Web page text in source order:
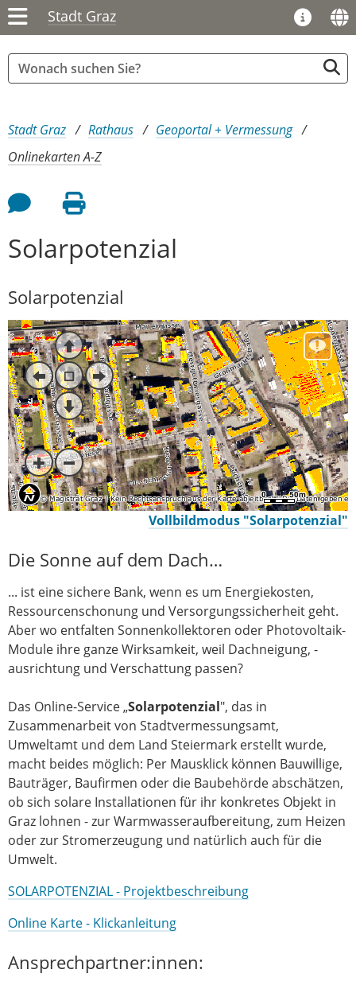
Stadt Graz
Sie sind hier:
Stadt Graz Rathaus
Geoportal + Vermessung
Onlinekarten A-Z
Feedback an Autor
Seite drucken
Solarpotenzial
Solarpotenzial
Vollbildmodus "Solarpotenzial"
Die Sonne auf dem Dach…
... ist eine sichere Bank, wenn es um Energiekosten,
Ressourcenschonung und Versorgungssicherheit geht.
Aber wo entfalten Sonnenkollektoren oder Photovoltaik-
Module ihre ganze Wirksamkeit, weil Dachneigung, -
ausrichtung und Verschattung passen?
Das Online-Service „Solarpotenzial", das in
Zusammenarbeit von Stadtvermessungsamt,
Umweltamt und dem Land Steiermark erstellt wurde,
macht beides möglich: Per Mausklick können Bauwillige,
Bauträger, Baufirmen oder die Baubehörde abschätzen,
ob sich solare Installationen für ihr konkretes Objekt in
Graz lohnen - zur Warmwasseraufbereitung, zum Heizen
oder zur Stromerzeugung und natürlich auch für die
Umwelt.
SOLARPOTENZIAL - Projektbeschreibung
Online Karte - Klickanleitung
Ansprechpartner:innen: